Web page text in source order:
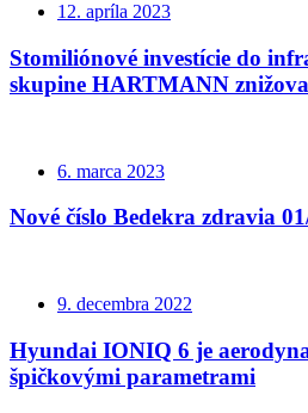
12. apríla 2023
Stomiliónové investície do
skupine HARTMANN
6. marca 2023
Nové číslo Bedekra zdravia
9. decembra 2022
Hyundai IONIQ 6 je
špičkovými parametrami